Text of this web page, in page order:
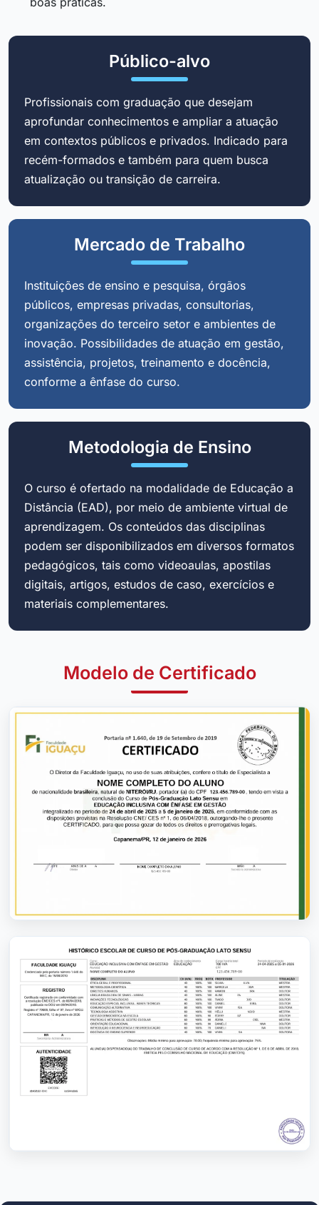
Público-alvo
Profissionais com graduação que desejam
aprofundar conhecimentos e ampliar a atuação
em contextos públicos e privados. Indicado para
recém-formados e também para quem busca
atualização ou transição de carreira.
Mercado de Trabalho
Instituições de ensino e pesquisa, órgãos
públicos, empresas privadas, consultorias,
organizações do terceiro setor e ambientes de
inovação. Possibilidades de atuação em gestão,
assistência, projetos, treinamento e docência,
conforme a ênfase do curso.
Metodologia de Ensino
O curso é ofertado na modalidade de Educação a
Distância (EAD), por meio de ambiente virtual de
aprendizagem. Os conteúdos das disciplinas
podem ser disponibilizados em diversos formatos
pedagógicos, tais como videoaulas, apostilas
digitais, artigos, estudos de caso, exercícios e
materiais complementares.
Modelo de Certificado